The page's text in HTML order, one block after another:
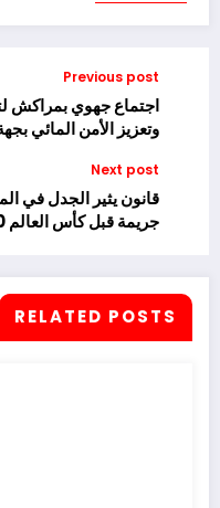
Previous post
اجتماع جهوي بمراكش
وتعزيز الأمن المائي
Next post
قانون يثير الجدل في
جريمة قبل كأس العالم 2030؟
RELATED POSTS